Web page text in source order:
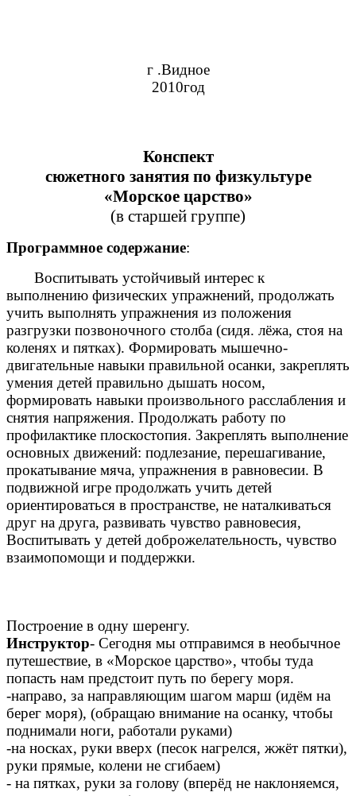
г .Видное
2010год
Конспект
сюжетного занятия по физкультуре
«Морское царство»
(в старшей группе)
Программное содержание:
Воспитывать устойчивый интерес к
выполнению физических упражнений, продолжать
учить выполнять упражнения из положения
разгрузки позвоночного столба (сидя. лёжа, стоя на
коленях и пятках). Формировать мышечно-
двигательные навыки правильной осанки, закреплять
умения детей правильно дышать носом,
формировать навыки произвольного расслабления и
снятия напряжения. Продолжать работу по
профилактике плоскостопия. Закреплять выполнение
основных движений: подлезание, перешагивание,
прокатывание мяча, упражнения в равновесии. В
подвижной игре продолжать учить детей
ориентироваться в пространстве, не наталкиваться
друг на друга, развивать чувство равновесия,
Воспитывать у детей доброжелательность, чувство
взаимопомощи и поддержки.
Построение в одну шеренгу.
Инструктор- Сегодня мы отправимся в необычное
путешествие, в «Морское царство», чтобы туда
попасть нам предстоит путь по берегу моря.
-направо, за направляющим шагом марш (идём на
берег моря), (обращаю внимание на осанку, чтобы
поднимали ноги, работали руками)
-на носках, руки вверх (песок нагрелся, жжёт пятки),
руки прямые, колени не сгибаем)
- на пятках, руки за голову (вперёд не наклоняемся,